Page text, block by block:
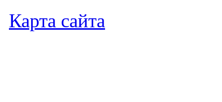
Карта сайта